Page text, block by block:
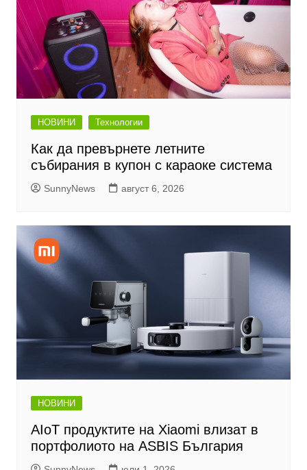
НОВИНИ Технологии
Как да превърнете летните
събирания в купон с караоке система
SunnyNews август 6, 2026
НОВИНИ
AIoT продуктите на Xiaomi влизат в
портфолиото на ASBIS България